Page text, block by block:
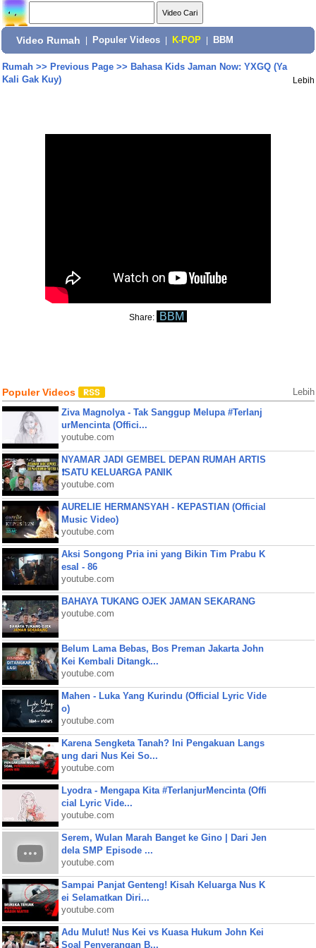
Video Rumah Populer Videos K-POP BBM
Rumah>> Previous Page>> Bahasa Kids Jaman Now: YXGQ (Ya
Kali Gak Kuy)
Lebih
Share: BBM
Populer Videos Lebih
Ziva Magnolya - Tak Sanggup Melupa #Terlanj
urMencinta (Offici...
youtube.com
NYAMAR JADI GEMBEL DEPAN RUMAH ARTIS
❗SATU KELUARGA PANIK
youtube.com
AURELIE HERMANSYAH - KEPASTIAN (Official
Music Video)
youtube.com
Aksi Songong Pria ini yang Bikin Tim Prabu K
esal - 86
youtube.com
BAHAYA TUKANG OJEK JAMAN SEKARANG
youtube.com
Belum Lama Bebas, Bos Preman Jakarta John
Kei Kembali Ditangk...
youtube.com
Mahen - Luka Yang Kurindu (Official Lyric Vide
o)
youtube.com
Karena Sengketa Tanah? Ini Pengakuan Langs
ung dari Nus Kei So...
youtube.com
Lyodra - Mengapa Kita #TerlanjurMencinta (Offi
cial Lyric Vide...
youtube.com
Serem, Wulan Marah Banget ke Gino | Dari Jen
dela SMP Episode ...
youtube.com
Sampai Panjat Genteng! Kisah Keluarga Nus K
ei Selamatkan Diri...
youtube.com
Adu Mulut! Nus Kei vs Kuasa Hukum John Kei
Soal Penyerangan B...